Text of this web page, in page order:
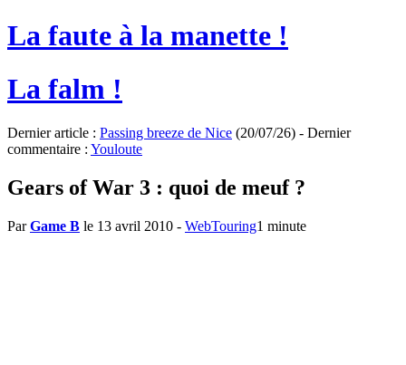
La faute à la manette !
La falm !
Dernier article : Passing breeze de Nice (20/07/26) - Dernier
commentaire : Youloute
Gears of War 3 : quoi de meuf ?
ParGame B le 13 avril 2010 - WebTouring1 minute